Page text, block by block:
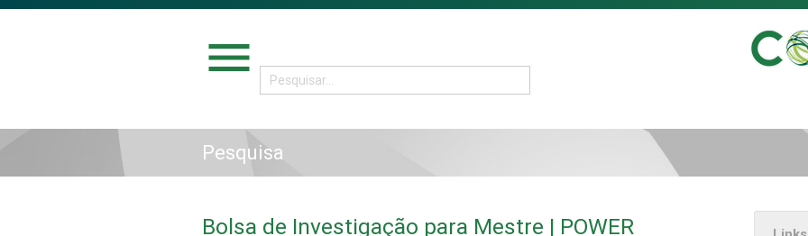
menu
Pesquisa
Bolsa de Investigação para Mestre | POWER